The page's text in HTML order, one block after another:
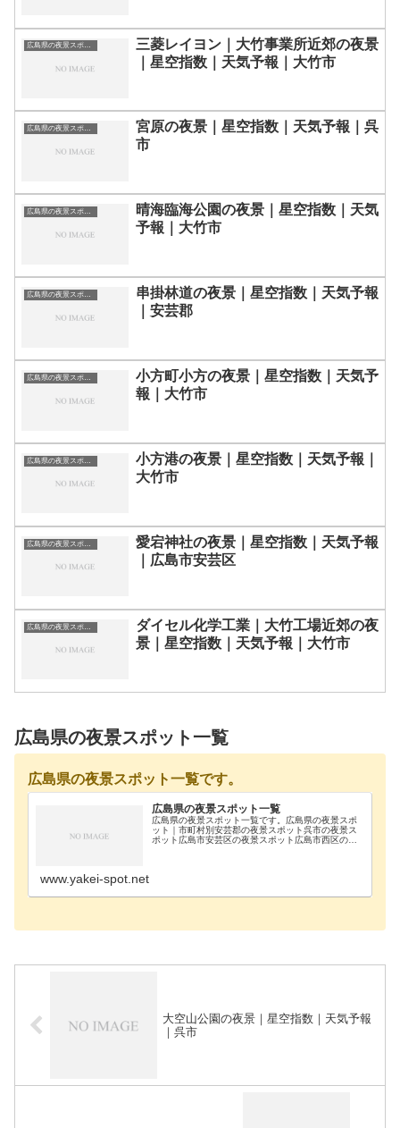
広島県の夜景スポット一覧
三菱レイヨン｜大竹事業所近郊の夜景
｜星空指数｜天気予報｜大竹市
広島県の夜景スポット一覧
宮原の夜景｜星空指数｜天気予報｜呉
市
広島県の夜景スポット一覧
晴海臨海公園の夜景｜星空指数｜天気
予報｜大竹市
広島県の夜景スポット一覧
串掛林道の夜景｜星空指数｜天気予報
｜安芸郡
広島県の夜景スポット一覧
小方町小方の夜景｜星空指数｜天気予
報｜大竹市
広島県の夜景スポット一覧
小方港の夜景｜星空指数｜天気予報｜
大竹市
広島県の夜景スポット一覧
愛宕神社の夜景｜星空指数｜天気予報
｜広島市安芸区
広島県の夜景スポット一覧
ダイセル化学工業｜大竹工場近郊の夜
景｜星空指数｜天気予報｜大竹市
広島県の夜景スポット一覧
広島県の夜景スポット一覧です。
広島県の夜景スポット一覧
広島県の夜景スポット一覧です。広島県の夜景スポ
ット｜市町村別安芸郡の夜景スポット呉市の夜景ス
ポット広島市安芸区の夜景スポット広島市西区の夜
www.yakei-spot.net
大空山公園の夜景｜星空指数｜天気予報
｜呉市